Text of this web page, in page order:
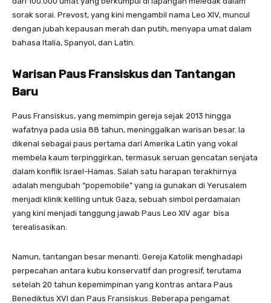
sorak sorai. Prevost, yang kini mengambil nama Leo XIV, muncul
dengan jubah kepausan merah dan putih, menyapa umat dalam
bahasa Italia, Spanyol, dan Latin.
Warisan Paus Fransiskus dan Tantangan
Baru
Paus Fransiskus, yang memimpin gereja sejak 2013 hingga
wafatnya pada usia 88 tahun, meninggalkan warisan besar. Ia
dikenal sebagai paus pertama dari Amerika Latin yang vokal
membela kaum terpinggirkan, termasuk seruan gencatan senjata
dalam konflik Israel-Hamas. Salah satu harapan terakhirnya
adalah mengubah “popemobile” yang ia gunakan di Yerusalem
menjadi klinik keliling untuk Gaza, sebuah simbol perdamaian
yang kini menjadi tanggung jawab Paus Leo XIV agar bisa
terealisasikan.
Namun, tantangan besar menanti. Gereja Katolik menghadapi
perpecahan antara kubu konservatif dan progresif, terutama
setelah 20 tahun kepemimpinan yang kontras antara Paus
Benediktus XVI dan Paus Fransiskus. Beberapa pengamat